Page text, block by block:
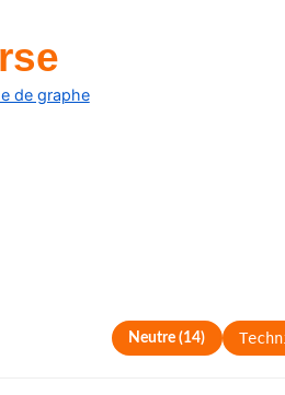
de graphe
Neutre (14)